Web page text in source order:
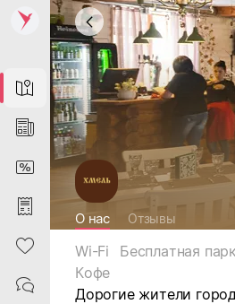
Map
News
DiscountCard
Purchases
Heart
Contacts
О нас Отзывы
Wi-Fi Бесплатная
Кофе
Дорогие жители